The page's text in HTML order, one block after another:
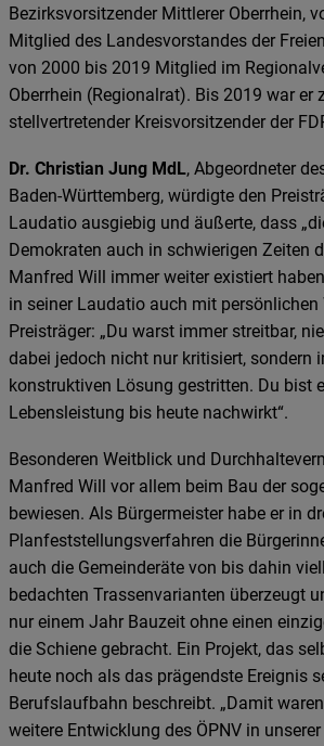
Bezirksvorsitzender Mittlerer Oberrhein,
Mitglied des Landesvorstandes der
von 2000 bis 2019 Mitglied im
Oberrhein (Regionalrat). Bis 2019 war er
stellvertretender Kreisvorsitzender der
Dr. Christian Jung MdL, Abgeordneter
Baden-Württemberg, würdigte den
Laudatio ausgiebig und äußerte, dass
Demokraten auch in schwierigen Zeiten
Manfred Will immer weiter existiert
in seiner Laudatio auch mit persönlichen
Preisträger: „Du warst immer streitbar,
dabei jedoch nicht nur kritisiert, sondern
konstruktiven Lösung gestritten. Du bist
Lebensleistung bis heute nachwirkt“.
Besonderen Weitblick und
Manfred Will vor allem beim Bau der
bewiesen. Als Bürgermeister habe er in
Planfeststellungsverfahren die
auch die Gemeinderäte von bis dahin
bedachten Trassenvarianten überzeugt
nur einem Jahr Bauzeit ohne einen
die Schiene gebracht. Ein Projekt, das
heute noch als das prägendste Ereignis
Berufslaufbahn beschreibt. „Damit
weitere Entwicklung des ÖPNV in